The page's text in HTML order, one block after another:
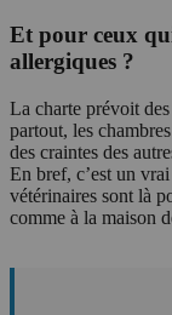
Et pour ceux
allergiques ?
La charte prévoit
partout, les
des craintes des
En bref, c’est un
vétérinaires sont là
comme à la maison